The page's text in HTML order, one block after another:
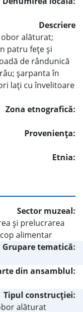
Descriere
alăturat;
patru feţe şi
de rândunică
şarpanta în
laţi cu învelitoare
Zona etnografică:
Provenienţa:
Etnia:
Sector muzeal:
şi prelucrarea
alimentar
Grupare tematică:
din ansamblul:
Tipul construcţiei:
alăturat